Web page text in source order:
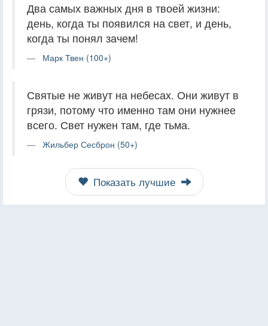
Два самых важных дня в твоей жизни:
день, когда ты появился на свет, и день,
когда ты понял зачем!
Марк Твен (100+)
Святые не живут на небесах. Они живут в
грязи, потому что именно там они нужнее
всего. Свет нужен там, где тьма.
Жильбер Сесброн (50+)
Показать лучшие